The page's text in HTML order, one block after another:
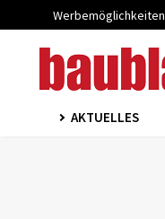
Werbemöglichkeiten
AKTUELLES